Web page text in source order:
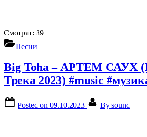
Смотрят: 89
Песни
Big Toha – АРТЕМ САУХ
Трека 2023) #music
Posted on 09.10.2023 By sound